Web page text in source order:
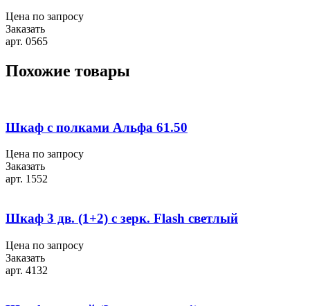
Цена по запросу
Заказать
арт. 0565
Похожие товары
Шкаф с полками Альфа 61.50
Цена по запросу
Заказать
арт. 1552
Шкаф 3 дв. (1+2) с зерк. Flash светлый
Цена по запросу
Заказать
арт. 4132